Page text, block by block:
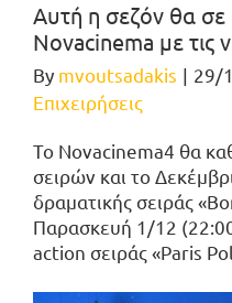
Αυτή η σεζόν θα σε
Novacinema με τις
By mvoutsadakis | 29/
Επιχειρήσεις
Το Novacinema4 θα
σειρών και το
δραματικής σειράς
Παρασκευή 1/12
action σειράς «Paris